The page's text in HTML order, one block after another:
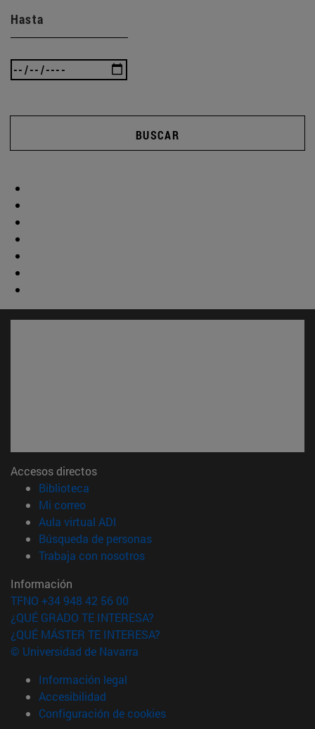
Hasta
BUSCAR
Accesos directos
Biblioteca
Mi correo(abre en nueva ventana)
Aula virtual ADI
Búsqueda de personas(abre en nueva ventana)
Trabaja con nosotros(abre en nueva ventana)
Información
TFNO +34 948 42 56 00
¿QUÉ GRADO TE INTERESA?
¿QUÉ MÁSTER TE INTERESA?
© Universidad de Navarra
Información legal
Accesibilidad
Configuración de cookies